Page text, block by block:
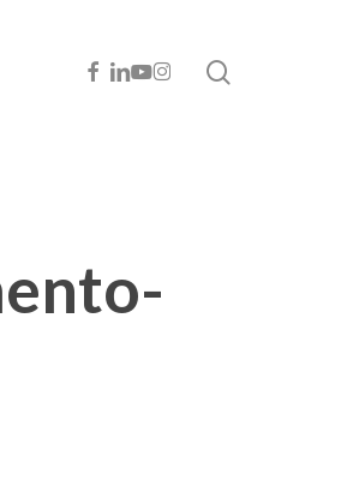
FACEBOOK
LINKEDIN
YOUTUBE
INSTAGRAM